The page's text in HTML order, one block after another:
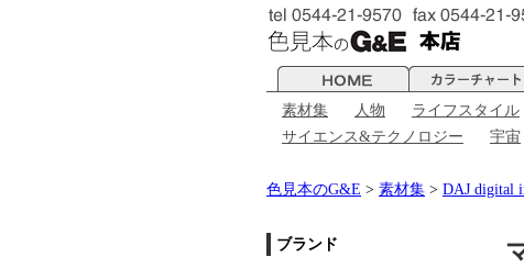
素材集 人物 ライフスタイル
サイエンス&テクノロジー
宇宙
色見本のG&E > 素材集 > DAJ digital
ブランド